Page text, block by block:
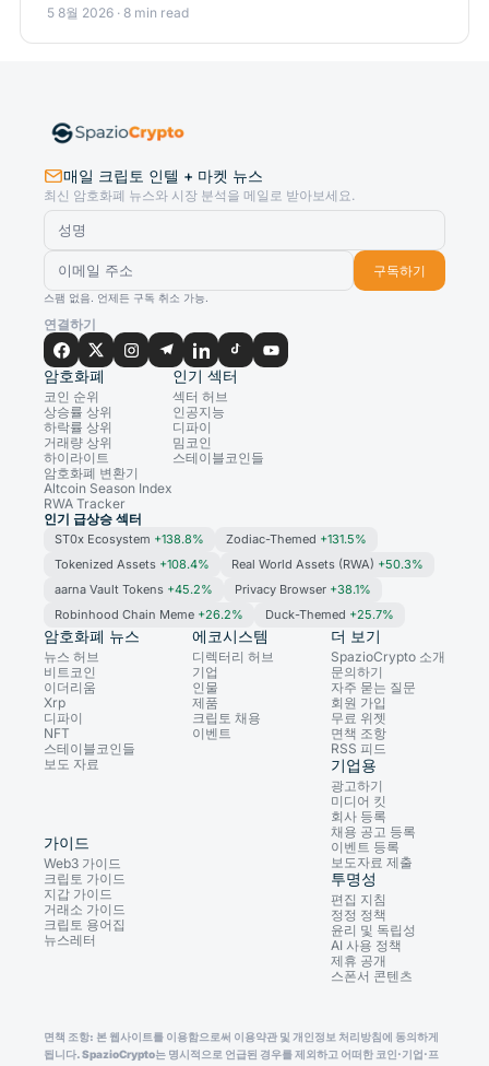
5 8월 2026 · 8 min read
매일 크립토 인텔 + 마켓 뉴스
최신 암호화폐 뉴스와 시장 분석을 메일로 받아보세요.
구독하기
스팸 없음. 언제든 구독 취소 가능.
연결하기
암호화폐
코인 순위
상승률 상위
하락률 상위
거래량 상위
하이라이트
암호화폐 변환기
Altcoin Season Index
RWA Tracker
인기 섹터
섹터 허브
인공지능
디파이
밈코인
스테이블코인들
인기 급상승 섹터
ST0x Ecosystem +138.8% Zodiac-Themed +131.5%
Tokenized Assets +108.4% Real World Assets (RWA) +50.3%
aarna Vault Tokens +45.2% Privacy Browser +38.1%
Robinhood Chain Meme +26.2% Duck-Themed +25.7%
암호화폐 뉴스
뉴스 허브
비트코인
이더리움
Xrp
디파이
NFT
스테이블코인들
보도 자료
에코시스템
디렉터리 허브
기업
인물
제품
크립토 채용
이벤트
가이드
Web3 가이드
크립토 가이드
지갑 가이드
거래소 가이드
크립토 용어집
뉴스레터
더 보기
SpazioCrypto 소개
문의하기
자주 묻는 질문
회원 가입
무료 위젯
면책 조항
RSS 피드
기업용
광고하기
미디어 킷
회사 등록
채용 공고 등록
이벤트 등록
보도자료 제출
투명성
편집 지침
정정 정책
윤리 및 독립성
AI 사용 정책
제휴 공개
스폰서 콘텐츠
면책 조항: 본 웹사이트를 이용함으로써 이용약관 및 개인정보 처리방침에 동의하게
됩니다. SpazioCrypto는 명시적으로 언급된 경우를 제외하고 어떠한 코인·기업·프